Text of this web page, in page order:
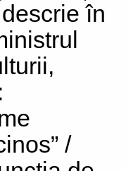
în
/